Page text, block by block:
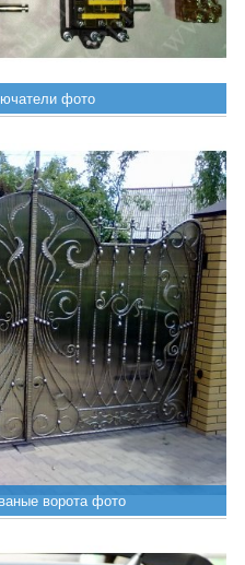
фото
ворота фото